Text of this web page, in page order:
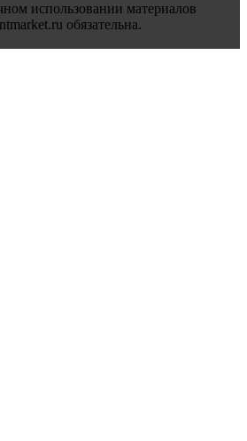
использовании материалов
обязательна.